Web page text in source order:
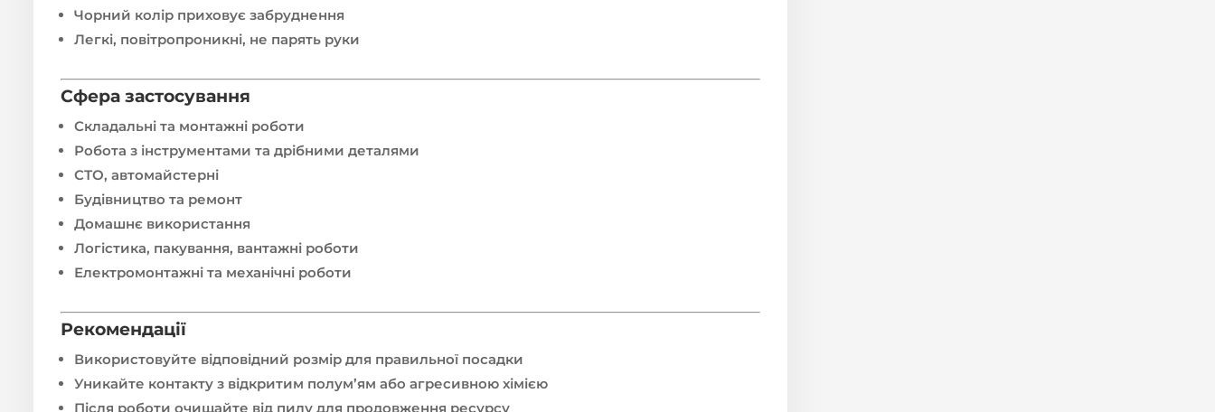
Чорний колір приховує забруднення
Легкі, повітропроникні, не парять руки
Сфера застосування
Складальні та монтажні роботи
Робота з інструментами та дрібними деталями
СТО, автомайстерні
Будівництво та ремонт
Домашнє використання
Логістика, пакування, вантажні роботи
Електромонтажні та механічні роботи
Рекомендації
Використовуйте відповідний розмір для правильної посадки
Уникайте контакту з відкритим полум’ям або агресивною хімією
Після роботи очищайте від пилу для продовження ресурсу